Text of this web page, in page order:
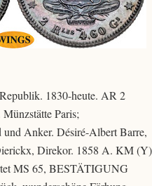
1830-heute. AR 2
Paris;
und Anker. Désiré-Albert Barre,
Direkor. 1858 A. KM (Y)
MS 65, BESTÄTIGUNG